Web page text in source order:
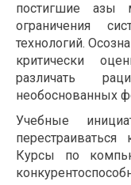
постигшие азы
ограничения
технологий.
критически
различать
необоснованных
Учебные
Курсы по